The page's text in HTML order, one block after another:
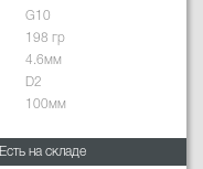
G10
198 гр
4.6мм
D2
100мм
Есть на складе